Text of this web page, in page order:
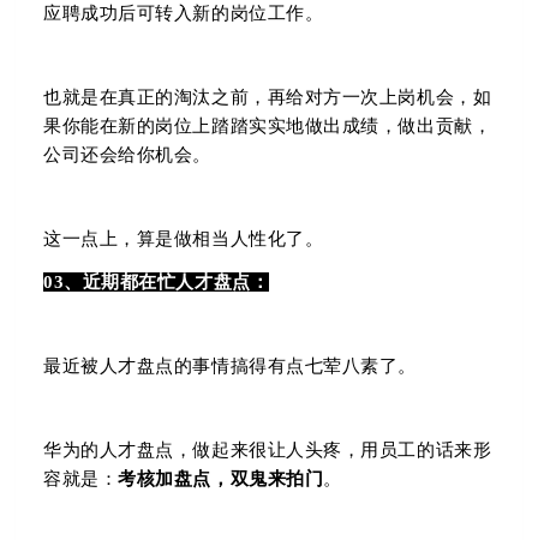
应聘成功后可转入新的岗位工作。
也就是在真正的淘汰之前，再给对方一次上岗机会，如
果你能在新的岗位上踏踏实实地做出成绩，做出贡献，
公司还会给你机会。
这一点上，算是做相当人性化了。
03、近期都在忙人才盘点：
最近被人才盘点的事情搞得有点七荤八素了。
华为的人才盘点，做起来很让人头疼，用员工的话来形
容就是：考核加盘点，双鬼来拍门。